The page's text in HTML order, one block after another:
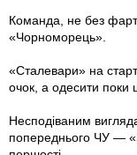
Команда, не без
«Чорноморець».
«Сталевари» на
очок, а одесити поки
Несподіваним
попереднього ЧУ —